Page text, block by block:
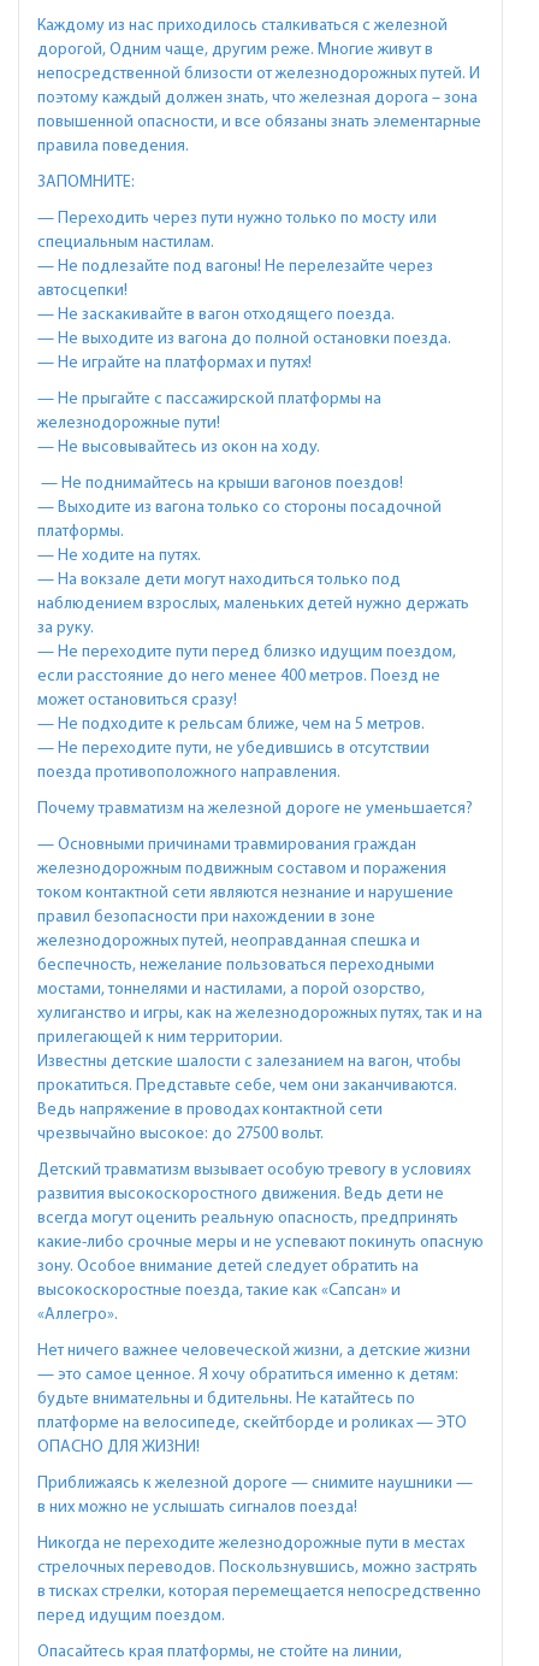
Каждому из нас приходилось сталкиваться с железной
дорогой, Одним чаще, другим реже. Многие живут в
непосредственной близости от железнодорожных путей. И
поэтому каждый должен знать, что железная дорога – зона
повышенной опасности, и все обязаны знать элементарные
правила поведения.
ЗАПОМНИТЕ:
— Переходить через пути нужно только по мосту или
специальным настилам.
— Не подлезайте под вагоны! Не перелезайте через
автосцепки!
— Не заскакивайте в вагон отходящего поезда.
— Не выходите из вагона до полной остановки поезда.
— Не играйте на платформах и путях!
— Не прыгайте с пассажирской платформы на
железнодорожные пути!
— Не высовывайтесь из окон на ходу.
— Не поднимайтесь на крыши вагонов поездов!
— Выходите из вагона только со стороны посадочной
платформы.
— Не ходите на путях.
— На вокзале дети могут находиться только под
наблюдением взрослых, маленьких детей нужно держать
за руку.
— Не переходите пути перед близко идущим поездом,
если расстояние до него менее 400 метров. Поезд не
может остановиться сразу!
— Не подходите к рельсам ближе, чем на 5 метров.
— Не переходите пути, не убедившись в отсутствии
поезда противоположного направления.
Почему травматизм на железной дороге не уменьшается?
— Основными причинами травмирования граждан
железнодорожным подвижным составом и поражения
током контактной сети являются незнание и нарушение
правил безопасности при нахождении в зоне
железнодорожных путей, неоправданная спешка и
беспечность, нежелание пользоваться переходными
мостами, тоннелями и настилами, а порой озорство,
хулиганство и игры, как на железнодорожных путях, так и на
прилегающей к ним территории.
Известны детские шалости с залезанием на вагон, чтобы
прокатиться. Представьте себе, чем они заканчиваются.
Ведь напряжение в проводах контактной сети
чрезвычайно высокое: до 27500 вольт.
Детский травматизм вызывает особую тревогу в условиях
развития высокоскоростного движения. Ведь дети не
всегда могут оценить реальную опасность, предпринять
какие-либо срочные меры и не успевают покинуть опасную
зону. Особое внимание детей следует обратить на
высокоскоростные поезда, такие как «Сапсан» и
«Аллегро».
Нет ничего важнее человеческой жизни, а детские жизни
— это самое ценное. Я хочу обратиться именно к детям:
будьте внимательны и бдительны. Не катайтесь по
платформе на велосипеде, скейтборде и роликах — ЭТО
ОПАСНО ДЛЯ ЖИЗНИ!
Приближаясь к железной дороге — снимите наушники —
в них можно не услышать сигналов поезда!
Никогда не переходите железнодорожные пути в местах
стрелочных переводов. Поскользнувшись, можно застрять
в тисках стрелки, которая перемещается непосредственно
перед идущим поездом.
Опасайтесь края платформы, не стойте на линии,